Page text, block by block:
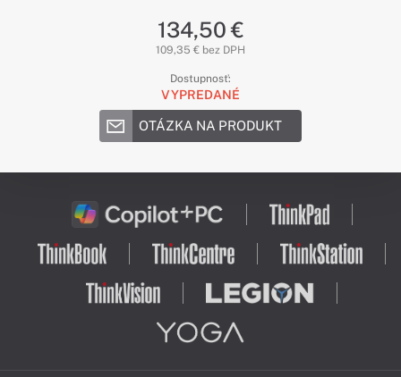
134,50 €
109,35 € bez DPH
Dostupnosť:
VYPREDANÉ
OTÁZKA NA PRODUKT